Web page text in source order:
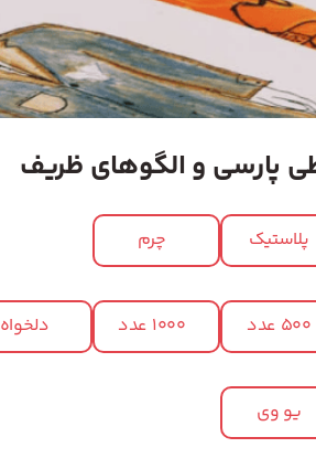
پارسی و الگوهای ظریف
پلاستیک چرم
500 عدد 1000 عدد دلخواه
یو وی